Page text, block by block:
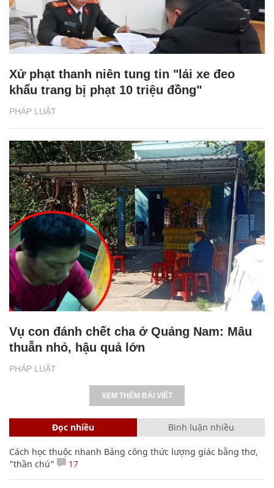
PHÁP LUẬT
Xử phạt thanh niên tung tin "lái xe đeo
khẩu trang bị phạt 10 triệu đồng"
PHÁP LUẬT
Vụ con đánh chết cha ở Quảng Nam: Mâu
thuẫn nhỏ, hậu quả lớn
XEM THÊM BÀI VIẾT
Đọc nhiều Bình luận nhiều
Cách học thuộc nhanh Bảng công thức lượng giác bằng thơ,
"thần chú"
17